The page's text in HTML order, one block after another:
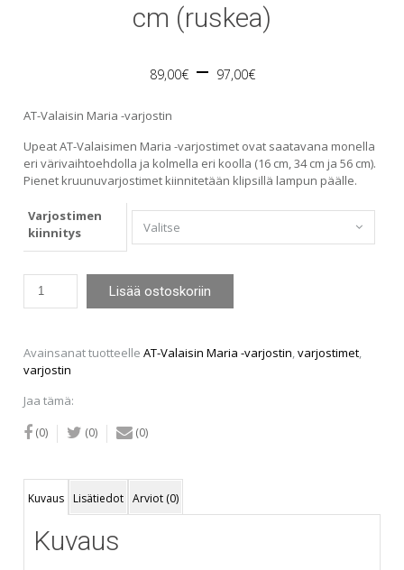
cm (ruskea)
89,00€ – 97,00€Price
89,00€
through
AT-Valaisin Maria -varjostin
Upeat AT-Valaisimen Maria -varjostimet ovat saatavana monella
eri värivaihtoehdolla ja kolmella eri koolla (16 cm, 34 cm ja 56 cm).
Pienet kruunuvarjostimet kiinnitetään klipsillä lampun päälle.
Varjostimen
kiinnitys
Valaisin
varjostin
56
(ruskea)
Lisää ostoskoriin
Avainsanat tuotteelleAT-Valaisin Maria -varjostin,varjostimet,
varjostin
Jaa tämä:
(0) (0) (0)
Kuvaus Lisätiedot Arviot (0)
Kuvaus